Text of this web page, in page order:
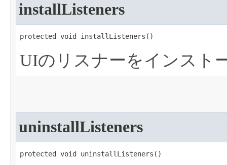
installListeners
protected void installListeners​()
UIのリスナーをインスト
uninstallListeners
protected void uninstallListeners​()